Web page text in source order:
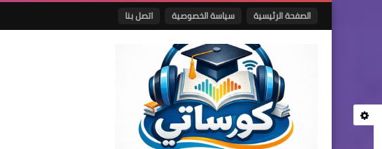
الصفحة الرئيسية سياسة الخصوصية اتصل بنا